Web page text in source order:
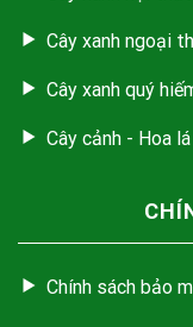
Cây xanh ngoại
Cây xanh quý
Cây cảnh - Hoa lá
Chính sách bảo